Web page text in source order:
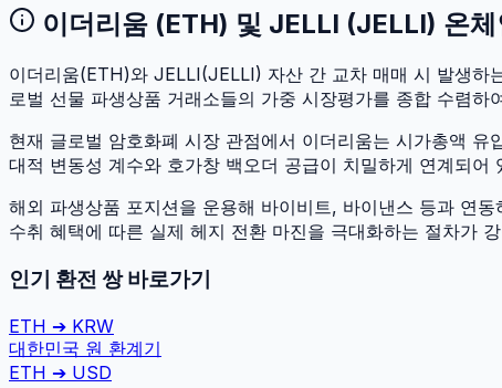
이더리움 (ETH) 및 JELLI (JELLI) 온
이더리움(ETH)와 JELLI(JELLI) 자산 간 교차 매매 시 발생하
로벌 선물 파생상품 거래소들의 가중 시장평가를 종합 수렴하
현재 글로벌 암호화폐 시장 관점에서 이더리움는 시가총액 유
대적 변동성 계수와 호가창 백오더 공급이 치밀하게 연계되
해외 파생상품 포지션을 운용해 바이비트, 바이낸스 등과 연
수취 혜택에 따른 실제 헤지 전환 마진을 극대화하는 절차가
인기 환전 쌍 바로가기
ETH ➔ KRW
대한민국 원 환계기
ETH ➔ USD